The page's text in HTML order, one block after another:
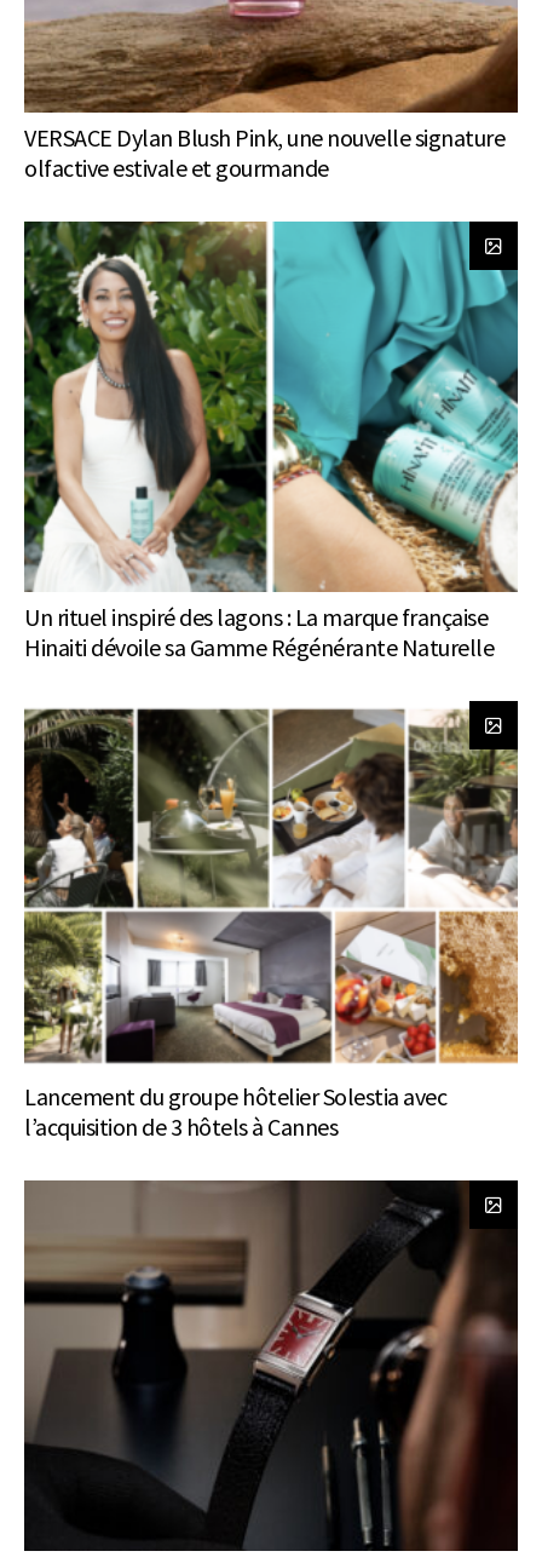
VERSACE Dylan Blush Pink, une nouvelle signature
olfactive estivale et gourmande
Un rituel inspiré des lagons : La marque française
Hinaiti dévoile sa Gamme Régénérante Naturelle
Lancement du groupe hôtelier Solestia avec
l’acquisition de 3 hôtels à Cannes